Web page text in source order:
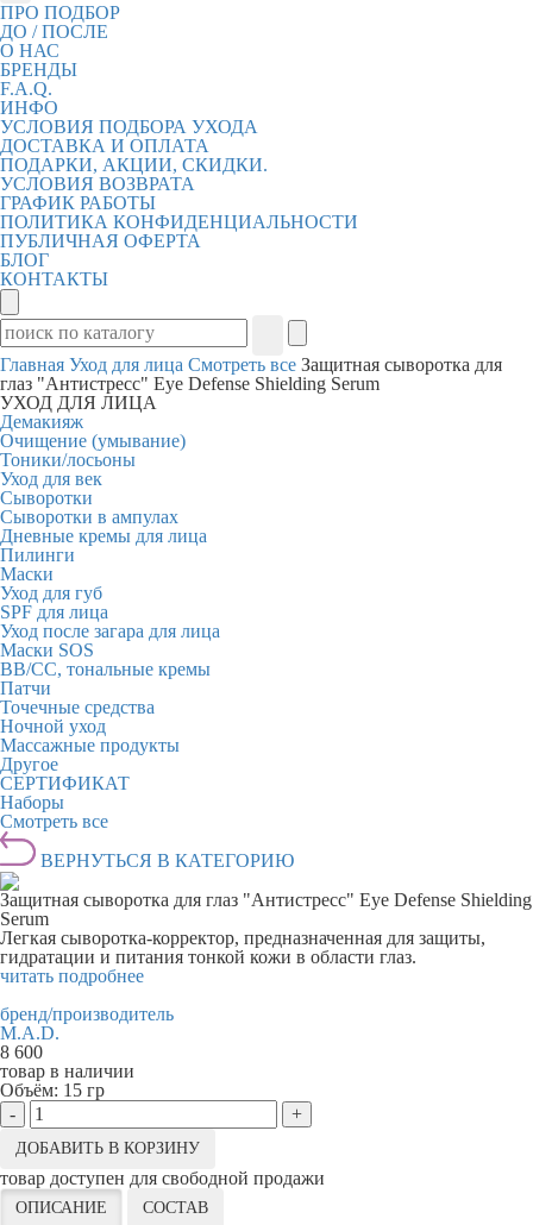
ПРО ПОДБОР
ДО / ПОСЛЕ
О НАС
БРЕНДЫ
F.A.Q.
ИНФО
УСЛОВИЯ ПОДБОРА УХОДА
ДОСТАВКА И ОПЛАТА
ПОДАРКИ, АКЦИИ, СКИДКИ.
УСЛОВИЯ ВОЗВРАТА
ГРАФИК РАБОТЫ
ПОЛИТИКА КОНФИДЕНЦИАЛЬНОСТИ
ПУБЛИЧНАЯ ОФЕРТА
БЛОГ
КОНТАКТЫ
Главная Уход для лица Смотреть все Защитная сыворотка для
глаз "Антистресс" Eye Defense Shielding Serum
УХОД ДЛЯ ЛИЦА
Демакияж
Очищение (умывание)
Тоники/лосьоны
Уход для век
Сыворотки
Сыворотки в ампулах
Дневные кремы для лица
Пилинги
Маски
Уход для губ
SPF для лица
Уход после загара для лица
Маски SOS
BB/CC, тональные кремы
Патчи
Точечные средства
Ночной уход
Массажные продукты
Другое
СЕРТИФИКАТ
Наборы
Смотреть все
ВЕРНУТЬСЯ В КАТЕГОРИЮ
Защитная сыворотка для глаз "Антистресс" Eye Defense Shielding
Serum
Легкая сыворотка-корректор, предназначенная для защиты,
гидратации и питания тонкой кожи в области глаз.
читать подробнее
бренд/производитель
M.A.D.
8 600
товар в наличии
Объём: 15 гр
-
+
ДОБАВИТЬ В КОРЗИНУ
товар доступен для свободной продажи
ОПИСАНИЕ СОСТАВ